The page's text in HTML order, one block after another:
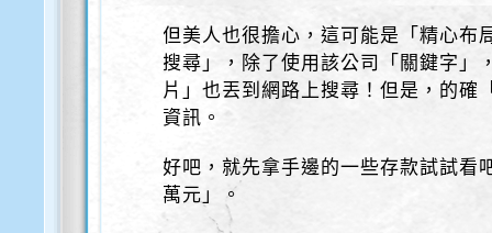
但美人也很擔心，這可能是「精心布
搜尋」，除了使用該公司「關鍵字」
片」也丟到網路上搜尋！但是，的確
資訊。
好吧，就先拿手邊的一些存款試試看
萬元」。